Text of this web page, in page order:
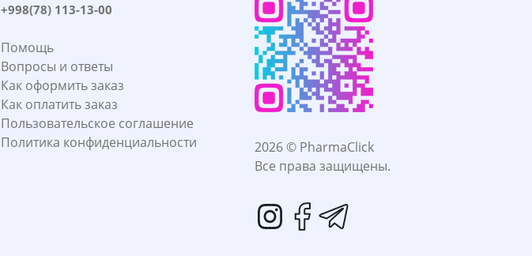
+998(78) 113-13-00
Помощь
Вопросы и ответы
Как оформить заказ
Как оплатить заказ
Пользовательское соглашение
Политика конфиденциальности
2026 © PharmaClick
Все права защищены.